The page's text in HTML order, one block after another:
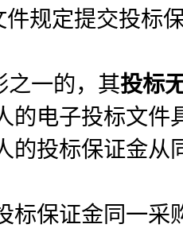
件规定提交投标
之一的，其投标
的电子投标文件
的投标保证金从
标保证金同一采